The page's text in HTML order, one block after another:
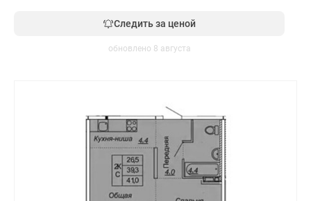
Следить за ценой
обновлено 8 августа